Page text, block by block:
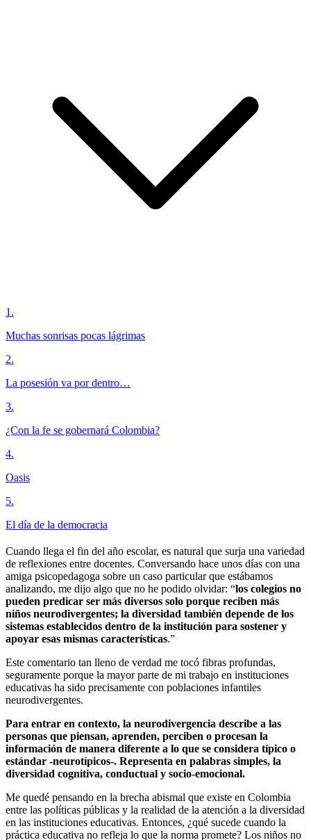
1 .
Muchas sonrisas pocas lágrimas
2.
La posesión va por dentro…
3.
¿Con la fe se gobernará Colombia?
4.
Oasis
5.
El día de la democracia
Cuando llega el fin del año escolar, es natural que surja una variedad
de reflexiones entre docentes. Conversando hace unos días con una
amiga psicopedagoga sobre un caso particular que estábamos
analizando, me dijo algo que no he podido olvidar: “los colegios no
pueden predicar ser más diversos solo porque reciben más
niños neurodivergentes; la diversidad también depende de los
sistemas establecidos dentro de la institución para sostener y
apoyar esas mismas características.”
Este comentario tan lleno de verdad me tocó fibras profundas,
seguramente porque la mayor parte de mi trabajo en instituciones
educativas ha sido precisamente con poblaciones infantiles
neurodivergentes.
Para entrar en contexto, la neurodivergencia describe a las
personas que piensan, aprenden, perciben o procesan la
información de manera diferente a lo que se considera típico o
estándar -neurotípicos-. Representa en palabras simples, la
diversidad cognitiva, conductual y socio-emocional.
Me quedé pensando en la brecha abismal que existe en Colombia
entre las políticas públicas y la realidad de la atención a la diversidad
en las instituciones educativas. Entonces, ¿qué sucede cuando la
práctica educativa no refleja lo que la norma promete? Los niños no